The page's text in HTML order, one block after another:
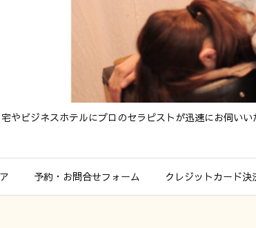
やビジネスホテルにプロのセラピストが迅速にお伺い
予約・お問合せフォーム クレジットカード決